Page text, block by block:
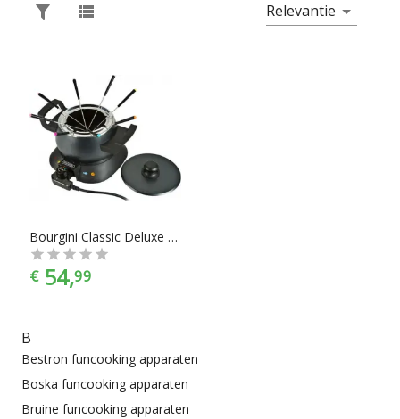
Bourgini funcooking apparaten vind je bij Chef99. Voor de
perfecte samenkook maaltijd heb je natuurlijk het perfecte
specificaties. Of je nou een raclette met steengrill zoekt of
een mini gourmetstel, je vindt makkelijk wat je nodig hebt bij
Chef99. En dat alles onder het mom: “Gemak dient de chef”.
Alles voor funcooking is te vinden in alle prijscategorieën,
voor ieder is er wel wat wils. En met ook nog eens de juiste
kleurselectie vind je de kleur die het beste bij jouw
keukeninrichting past.
Relevantie
Bourgini Classic Deluxe - Elektrische Fonduepan - 8 fonduevorkjes
€ 54,99
B
Bestron funcooking apparaten
Boska funcooking apparaten
Bruine funcooking apparaten